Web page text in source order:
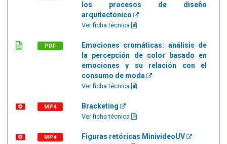
los procesos de diseño
arquitectónico
Ver ficha técnica
PDF
Emociones cromáticas: análisis de
la percepción de color basado en
emociones y su relación con el
consumo de moda
Ver ficha técnica
MP4 Bracketing
Ver ficha técnica
MP4 Figuras retóricas MinivideoUV